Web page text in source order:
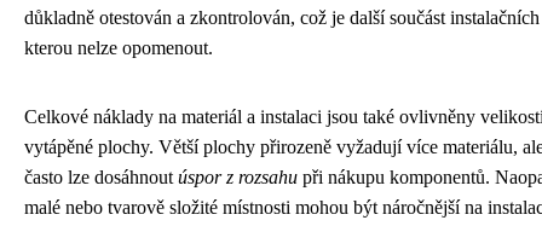
důkladně otestován a zkontrolován, což je další součást
kterou nelze opomenout.
Celkové náklady na materiál a instalaci jsou také ovlivněny
vytápěné plochy. Větší plochy přirozeně vyžadují více materiálu,
často lze dosáhnout úspor z rozsahu při nákupu komponentů.
malé nebo tvarově složité místnosti mohou být náročnější na